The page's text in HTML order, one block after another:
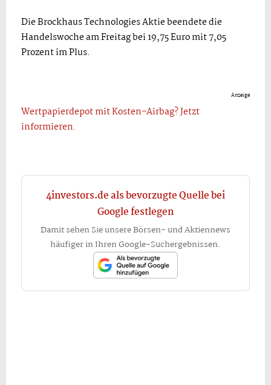
Die Brockhaus Technologies Aktie beendete die
Handelswoche am Freitag bei 19,75 Euro mit 7,05
Prozent im Plus.
Anzeige
Wertpapierdepot mit Kosten-Airbag? Jetzt
informieren.
4investors.de als bevorzugte Quelle bei
Google festlegen
Damit sehen Sie unsere Börsen- und Aktiennews
häufiger in Ihren Google-Suchergebnissen.